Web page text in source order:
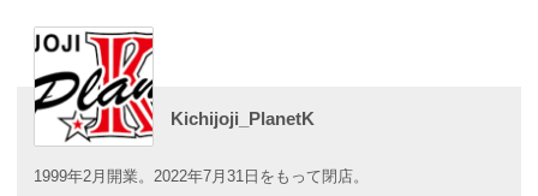
Kichijoji_PlanetK
1999年2月開業。2022年7月31日をもって閉店。